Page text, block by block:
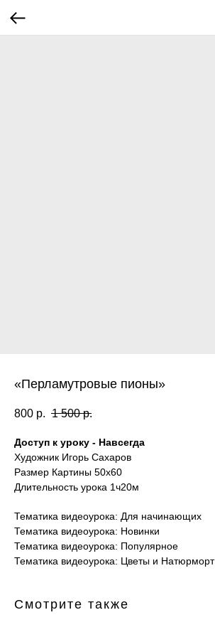
«Перламутровые пионы»
800 р. 1 500 р.
Доступ к уроку - Навсегда
Художник Игорь Сахаров
Размер Картины 50х60
Длительность урока 1ч20м
Тематика видеоурока: Для начинающих
Тематика видеоурока: Новинки
Тематика видеоурока: Популярное
Тематика видеоурока: Цветы и Натюрморт
Смотрите также